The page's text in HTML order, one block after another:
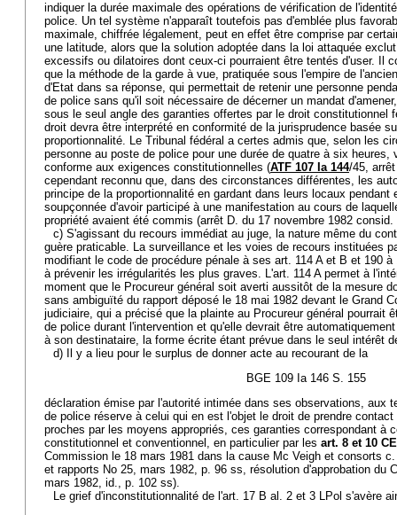
indiquer la durée maximale des opérations de vérification de
police. Un tel système n'apparaît toutefois pas d'emblée plus
maximale, chiffrée légalement, peut en effet être comprise par
une latitude, alors que la solution adoptée dans la loi attaquée
excessifs ou dilatoires dont ceux-ci pourraient être tentés d'user. Il
que la méthode de la garde à vue, pratiquée sous l'empire de
d'Etat dans sa réponse, qui permettait de retenir une personne
de police sans qu'il soit nécessaire de décerner un mandat
sous le seul angle des garanties offertes par le droit constitutionnel
droit devra être interprété en conformité de la jurisprudence basée
proportionnalité. Le Tribunal fédéral a certes admis que, selon les
personne au poste de police pour une durée de quatre à six heures,
conforme aux exigences constitutionnelles (ATF 107 Ia 144/45,
cependant reconnu que, dans des circonstances différentes, les
principe de la proportionnalité en gardant dans leurs locaux pendant
soupçonnée d'avoir participé à une manifestation au cours de
propriété avaient été commis (arrêt D. du 17 novembre 1982 consid.
c) S'agissant du recours immédiat au juge, la nature même du
guère praticable. La surveillance et les voies de recours instituées
modifiant le code de procédure pénale à ses art. 114 A et B et 190
à prévenir les irrégularités les plus graves. L'art. 114 A permet à
moment que le Procureur général soit averti aussitôt de la mesure
sans ambiguïté du rapport déposé le 18 mai 1982 devant le Grand
judiciaire, qui a précisé que la plainte au Procureur général pourrait
de police durant l'intervention et qu'elle devrait être
à son destinataire, la forme écrite étant prévue dans le seul intérêt
d) Il y a lieu pour le surplus de donner acte au recourant de la
BGE 109 Ia 146 S. 155
déclaration émise par l'autorité intimée dans ses observations, aux
de police réserve à celui qui en est l'objet le droit de prendre
proches par les moyens appropriés, ces garanties correspondant à
constitutionnel et conventionnel, en particulier par les art. 8 et 10
Commission le 18 mars 1981 dans la cause Mc Veigh et consorts
et rapports No 25, mars 1982, p. 96 ss, résolution d'approbation du
mars 1982, id., p. 102 ss).
Le grief d'inconstitutionnalité de l'art. 17 B al. 2 et 3 LPol s'avère